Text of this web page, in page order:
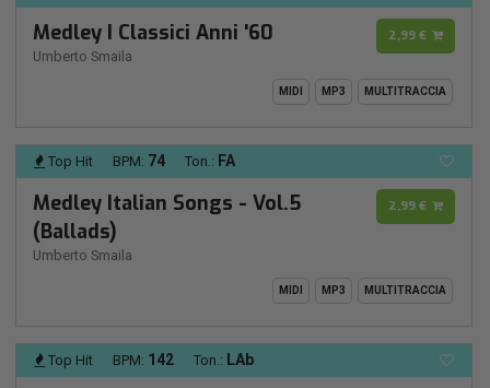
Medley I Classici Anni '60
Umberto Smaila
2,99 €
MIDI MP3 MULTITRACCIA
Top Hit BPM: 74 Ton.: FA
Medley Italian Songs - Vol.5
(Ballads)
Umberto Smaila
2,99 €
MIDI MP3 MULTITRACCIA
Top Hit BPM: 142 Ton.: LAb